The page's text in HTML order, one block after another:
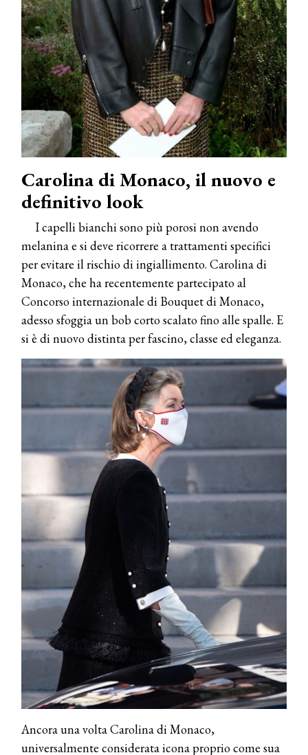
Carolina di Monaco, il nuovo e
definitivo look
I capelli bianchi sono più porosi non avendo
melanina e si deve ricorrere a trattamenti specifici
per evitare il rischio di ingiallimento. Carolina di
Monaco, che ha recentemente partecipato al
Concorso internazionale di Bouquet di Monaco,
adesso sfoggia un bob corto scalato fino alle spalle. E
si è di nuovo distinta per fascino, classe ed eleganza.
Ancora una volta Carolina di Monaco,
universalmente considerata icona proprio come sua